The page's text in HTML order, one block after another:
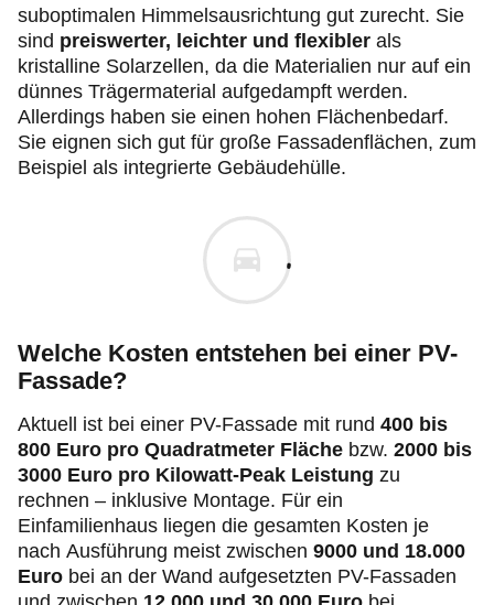
suboptimalen Himmelsausrichtung gut zurecht. Sie
sind preiswerter, leichter und flexibler als
kristalline Solarzellen, da die Materialien nur auf ein
dünnes Trägermaterial aufgedampft werden.
Allerdings haben sie einen hohen Flächenbedarf.
Sie eignen sich gut für große Fassadenflächen, zum
Beispiel als integrierte Gebäudehülle.
Welche Kosten entstehen bei einer PV-
Fassade?
Aktuell ist bei einer PV-Fassade mit rund 400 bis
800 Euro pro Quadratmeter Fläche bzw. 2000 bis
3000 Euro pro Kilowatt-Peak Leistung zu
rechnen – inklusive Montage. Für ein
Einfamilienhaus liegen die gesamten Kosten je
nach Ausführung meist zwischen 9000 und 18.000
Euro bei an der Wand aufgesetzten PV-Fassaden